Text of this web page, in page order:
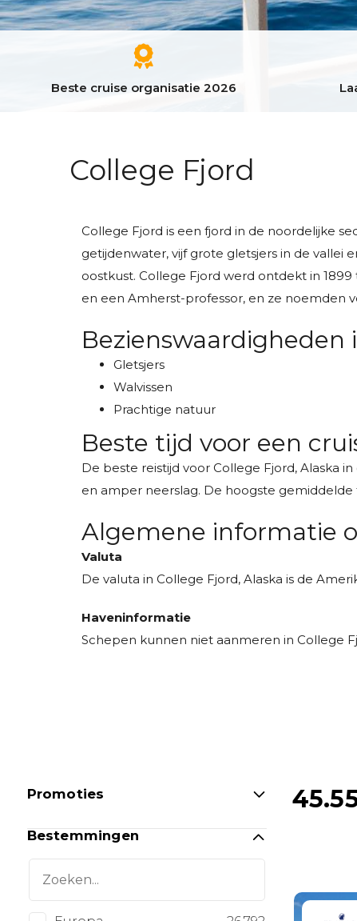
Beste cruise organisatie 2026
College Fjord
College Fjord is een fjord in de noordelijke
getijdenwater, vijf grote gletsjers in de
oostkust. College Fjord werd ontdekt in
en een Amherst-professor, en ze noemden
Bezienswaardigheden
Gletsjers
Walvissen
Prachtige natuur
Beste tijd voor een
De beste reistijd voor College Fjord, Alaska
en amper neerslag. De hoogste gemiddelde
Algemene informatie
Valuta
De valuta in College Fjord, Alaska is de
Haveninformatie
Schepen kunnen niet aanmeren in College